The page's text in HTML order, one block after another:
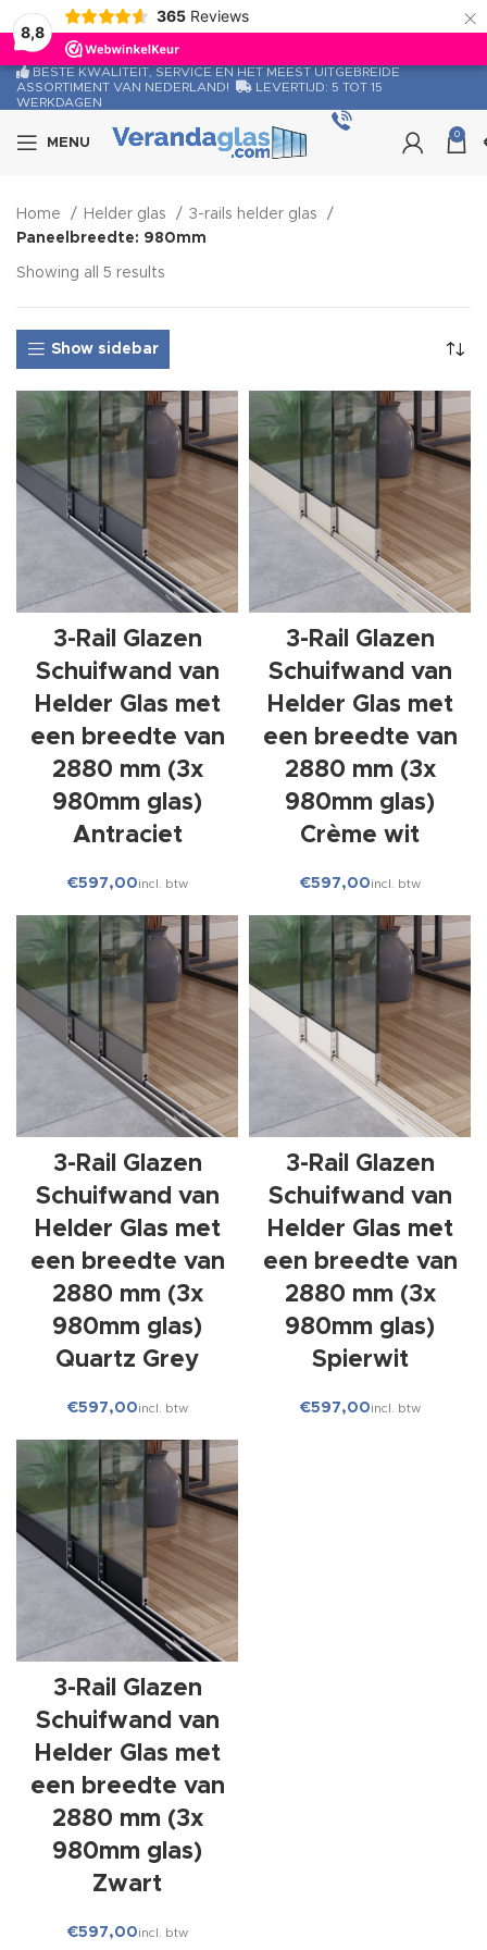
8,8
365 Reviews ×
BESTE KWALITEIT, SERVICE EN HET MEEST UITGEBREIDE
ASSORTIMENT VAN NEDERLAND!
LEVERTIJD: 5 TOT 15
WERKDAGEN
MENU Bel 0
Home Helder glas
3-rails helder glas
Paneelbreedte: 980mm
Showing all 5 results
Show sidebar
3-Rail Glazen
Schuifwand van
Helder Glas met
een breedte van
2880 mm (3x
980mm glas)
Antraciet
€
3-Rail Glazen
Schuifwand van
Helder Glas met
een breedte van
2880 mm (3x
980mm glas)
Crème wit
€
3-Rail Glazen
Schuifwand van
Helder Glas met
een breedte van
2880 mm (3x
980mm glas)
Quartz Grey
€
3-Rail Glazen
Schuifwand van
Helder Glas met
een breedte van
2880 mm (3x
980mm glas)
Spierwit
€
3-Rail Glazen
Schuifwand van
Helder Glas met
een breedte van
2880 mm (3x
980mm glas)
Zwart
€